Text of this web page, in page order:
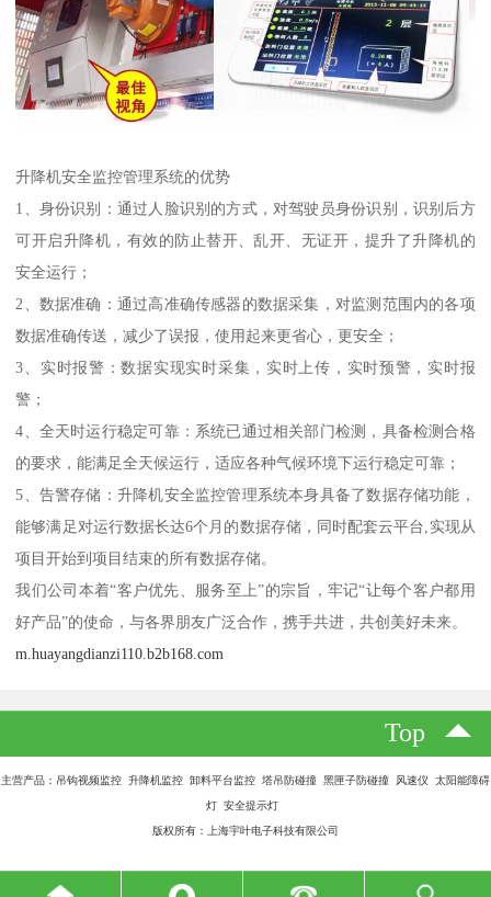
升降机安全监控管理系统的优势
1、身份识别：通过人脸识别的方式，对驾驶员身份识别，识别后方
可开启升降机，有效的防止替开、乱开、无证开，提升了升降机的
安全运行；
2、数据准确：通过高准确传感器的数据采集，对监测范围内的各项
数据准确传送，减少了误报，使用起来更省心，更安全；
3、实时报警：数据实现实时采集，实时上传，实时预警，实时报
警；
4、全天时运行稳定可靠：系统已通过相关部门检测，具备检测合格
的要求，能满足全天候运行，适应各种气候环境下运行稳定可靠；
5、告警存储：升降机安全监控管理系统本身具备了数据存储功能，
能够满足对运行数据长达6个月的数据存储，同时配套云平台,实现从
项目开始到项目结束的所有数据存储。
我们公司本着“客户优先、服务至上”的宗旨，牢记“让每个客户都用
好产品”的使命，与各界朋友广泛合作，携手共进，共创美好未来。
m.huayangdianzi110.b2b168.com
Top
主营产品：吊钩视频监控 升降机监控 卸料平台监控 塔吊防碰撞 黑匣子防碰撞 风速仪 太阳能障碍
灯 安全提示灯
版权所有：上海宇叶电子科技有限公司